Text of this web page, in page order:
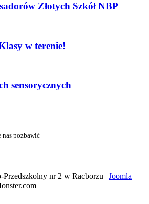
Złotych Szkół NBP
w terenie!
sensorycznych
nas pozbawić
Przedszkolny nr 2 w Racborzu Joomla